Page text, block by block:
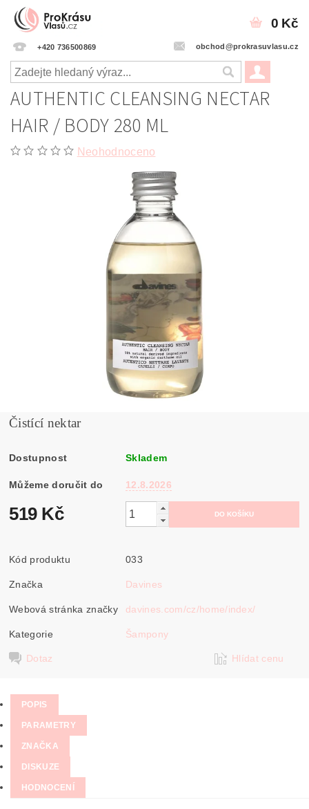
+420 736500869 obchod@prokrasuvlasu.cz
0 Kč
AUTHENTIC CLEANSING NECTAR
HAIR / BODY 280 ML
Neohodnoceno
Čistící nektar
Dostupnost Skladem
Můžeme doručit do 12.8.2026
519 Kč
Kód produktu 033
Značka Davines
Webová stránka značky davines.com/cz/home/index/
Kategorie Šampony
Dotaz Hlídat cenu
POPIS
PARAMETRY
ZNAČKA
DISKUZE
HODNOCENÍ